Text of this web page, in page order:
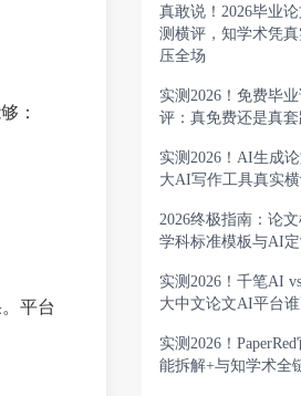
：
平台
真敢说！2026毕业
测横评，知学术凭
压全场
实测2026！免费毕
评：真免费还是真套
实测2026！AI生成
大AI写作工具真实
2026终极指南：论
学科标准模板与AI
实测2026！千笔AI
大中文论文AI平台
实测2026！
能拆解+与知学术全